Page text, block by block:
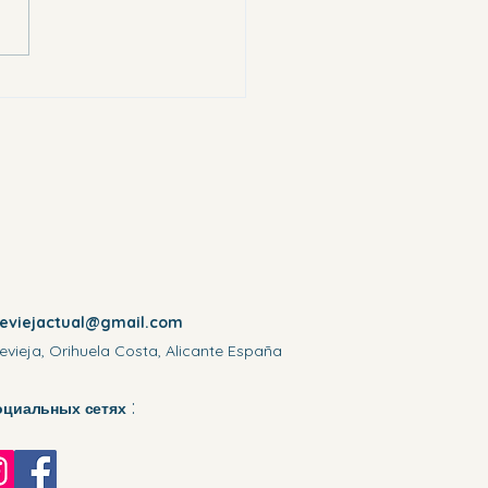
Orihuela Costa, Alicante España
сетях: